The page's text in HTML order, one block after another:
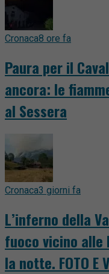
Cronaca8 ore fa
Paura per il
ancora: le
al Sessera
Cronaca3 giorni fa
L’inferno della
fuoco vicino alle
la notte. FOTO E